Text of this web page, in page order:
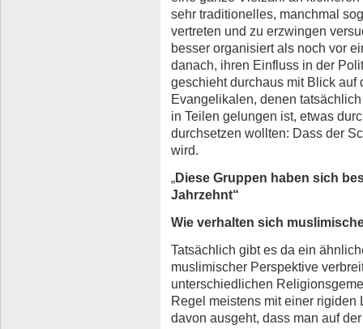
sehr traditionelles, manchmal
vertreten und zu erzwingen
besser organisiert als noch vor
danach, ihren Einfluss in der
geschieht durchaus mit Blick
Evangelikalen, denen
in Teilen gelungen ist, etwas
durchsetzen wollten: Dass der
wird.
„Diese Gruppen haben sich
Jahrzehnt“
Wie verhalten sich
Tatsächlich gibt es da ein
muslimischer Perspektive
unterschiedlichen
Regel meistens mit einer rigiden
davon ausgeht, dass man auf